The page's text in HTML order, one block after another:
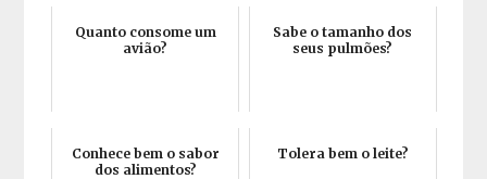
Quanto consome um
avião?
Sabe o tamanho dos
seus pulmões?
Conhece bem o sabor
dos alimentos?
Tolera bem o leite?